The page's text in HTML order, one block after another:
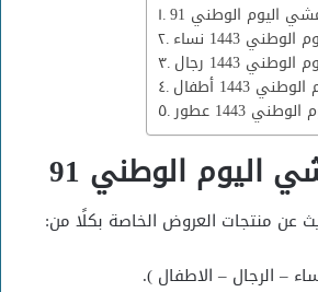
اليوم الوطني 91
1443 نساء
1443 رجال
1443 أطفال
1443 عطور
الوطني 91
عن منتجات العروض الخاصة بكلًا من:
– الرجال – الاطفال ).